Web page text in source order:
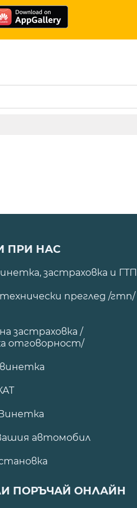
ПРИ НАС
застраховка и ГТП
преглед /гтп/
застраховка /
отговорност/
автомобил
ПОРЪЧАЙ ОНЛАЙН